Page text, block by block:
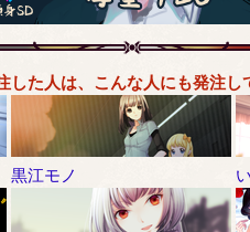
した人は、こんな人にも発注し
黒江モノ